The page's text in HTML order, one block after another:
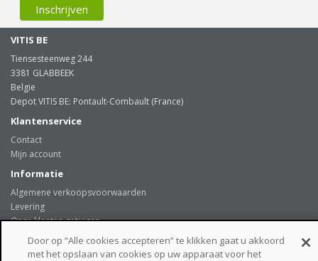
VITIS BE
Tiensesteenweg 244
3381 GLABBEEK
Belgie
Depot VITIS BE: Pontault-Combault (France)
Klantenservice
Contact
Mijn account
Informatie
Algemene verkoopsvoorwaarden
Levering
Onze klanten getuigen
Privacybeleid
Links
Door op “Alle cookies accepteren” te klikken gaat u akkoord
met het opslaan van cookies op uw apparaat voor het